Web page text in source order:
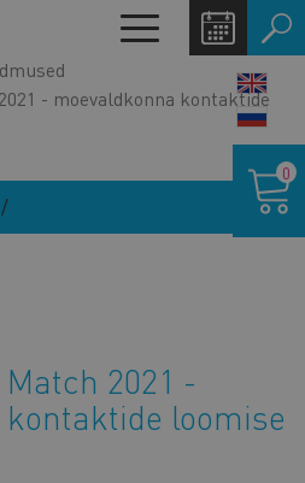
Toggle
navigation
- moevaldkonna kontaktide
2021 -
loomise
0